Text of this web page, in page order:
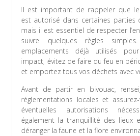
Il est important de rappeler que le
est autorisé dans certaines parties
mais il est essentiel de respecter
suivre quelques règles
emplacements déjà utilisés
impact, évitez de faire du feu en
et emportez tous vos déchets avec
Avant de partir en bivouac,
réglementations locales et
éventuelles autorisations
également la tranquillité des lieux
déranger la faune et la flore